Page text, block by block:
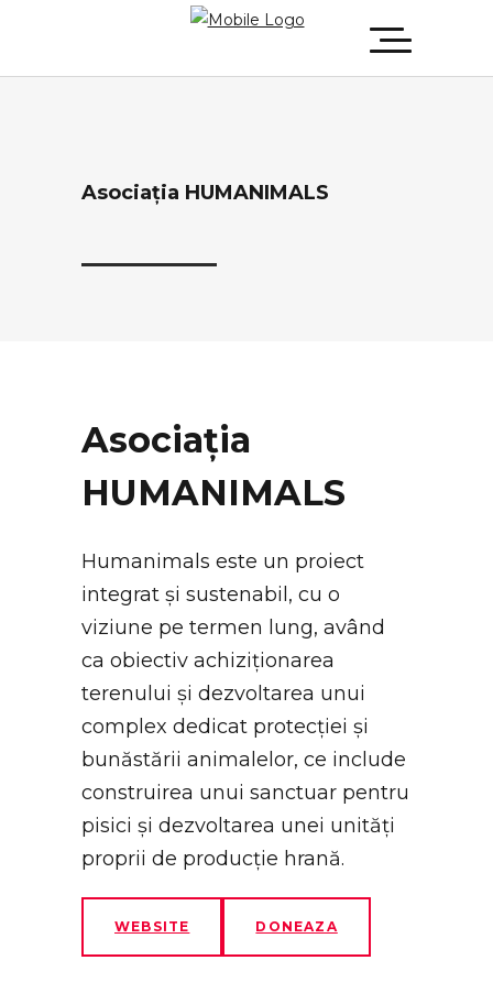
Asociația HUMANIMALS
Asociația
HUMANIMALS
Humanimals este un proiect
integrat și sustenabil, cu o
viziune pe termen lung, având
ca obiectiv achiziționarea
terenului și dezvoltarea unui
complex dedicat protecției și
bunăstării animalelor, ce include
construirea unui sanctuar pentru
pisici și dezvoltarea unei unități
proprii de producție hrană.
WEBSITE DONEAZA